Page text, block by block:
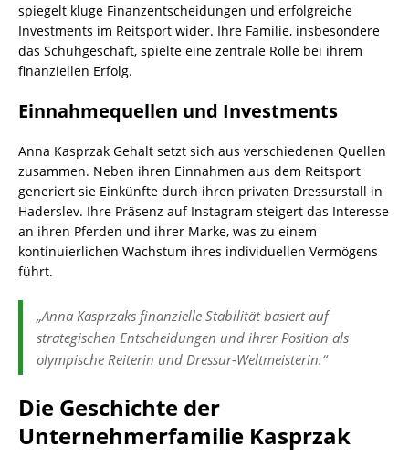
spiegelt kluge Finanzentscheidungen und erfolgreiche
Investments im Reitsport wider. Ihre Familie, insbesondere
das Schuhgeschäft, spielte eine zentrale Rolle bei ihrem
finanziellen Erfolg.
Einnahmequellen und Investments
Anna Kasprzak Gehalt setzt sich aus verschiedenen Quellen
zusammen. Neben ihren Einnahmen aus dem Reitsport
generiert sie Einkünfte durch ihren privaten Dressurstall in
Haderslev. Ihre Präsenz auf Instagram steigert das Interesse
an ihren Pferden und ihrer Marke, was zu einem
kontinuierlichen Wachstum ihres individuellen Vermögens
führt.
„Anna Kasprzaks finanzielle Stabilität basiert auf
strategischen Entscheidungen und ihrer Position als
olympische Reiterin und Dressur-Weltmeisterin.“
Die Geschichte der
Unternehmerfamilie Kasprzak